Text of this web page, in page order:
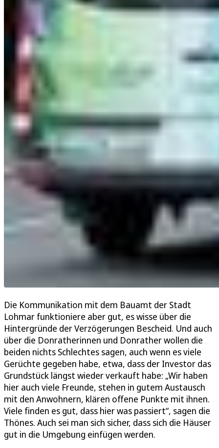
Die Kommunikation mit dem Bauamt der Stadt
Lohmar funktioniere aber gut, es wisse über die
Hintergründe der Verzögerungen Bescheid. Und auch
über die Donratherinnen und Donrather wollen die
beiden nichts Schlechtes sagen, auch wenn es viele
Gerüchte gegeben habe, etwa, dass der Investor das
Grundstück längst wieder verkauft habe: „Wir haben
hier auch viele Freunde, stehen in gutem Austausch
mit den Anwohnern, klären offene Punkte mit ihnen.
Viele finden es gut, dass hier was passiert“, sagen die
Thönes. Auch sei man sich sicher, dass sich die Häuser
gut in die Umgebung einfügen werden.